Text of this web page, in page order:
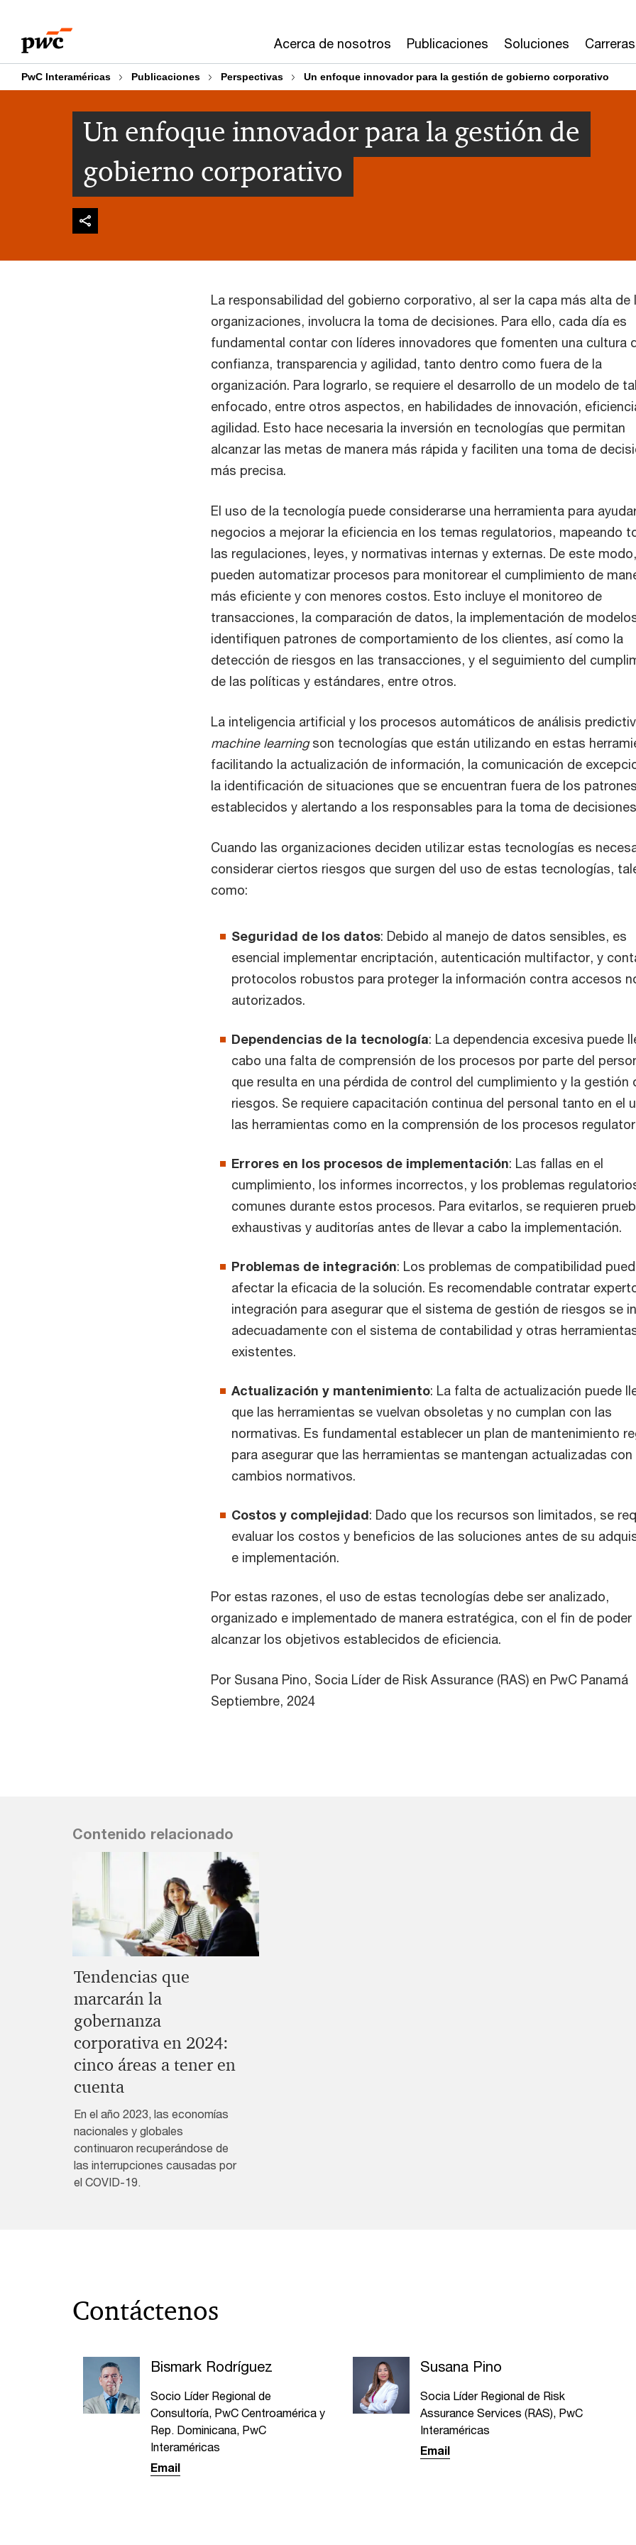
content
footer
Acerca de nosotros Publicaciones Soluciones Carreras
PwC Interaméricas Publicaciones Perspectivas Un enfoque innovador para la gestión de gobierno corporativo
Un enfoque innovador para la gestión de
gobierno corporativo
La responsabilidad del gobierno corporativo, al ser la capa más alta de
organizaciones, involucra la toma de decisiones. Para ello, cada día es
fundamental contar con líderes innovadores que fomenten una cultura
confianza, transparencia y agilidad, tanto dentro como fuera de la
organización. Para lograrlo, se requiere el desarrollo de un modelo de
enfocado, entre otros aspectos, en habilidades de innovación,
agilidad. Esto hace necesaria la inversión en tecnologías que permitan
alcanzar las metas de manera más rápida y faciliten una toma de
más precisa.
El uso de la tecnología puede considerarse una herramienta para
negocios a mejorar la eficiencia en los temas regulatorios, mapeando
las regulaciones, leyes, y normativas internas y externas. De este
pueden automatizar procesos para monitorear el cumplimiento de
más eficiente y con menores costos. Esto incluye el monitoreo de
transacciones, la comparación de datos, la implementación de
identifiquen patrones de comportamiento de los clientes, así como la
detección de riesgos en las transacciones, y el seguimiento del
de las políticas y estándares, entre otros.
La inteligencia artificial y los procesos automáticos de análisis
machine learningson tecnologías que están utilizando en estas
facilitando la actualización de información, la comunicación de
la identificación de situaciones que se encuentran fuera de los
establecidos y alertando a los responsables para la toma de
Cuando las organizaciones deciden utilizar estas tecnologías es
considerar ciertos riesgos que surgen del uso de estas tecnologías,
como:
Seguridad de los datos: Debido al manejo de datos sensibles, es
esencial implementar encriptación, autenticación multifactor, y
protocolos robustos para proteger la información contra accesos
autorizados.
Dependencias de la tecnología: La dependencia excesiva puede
cabo una falta de comprensión de los procesos por parte del
que resulta en una pérdida de control del cumplimiento y la gestión
riesgos. Se requiere capacitación continua del personal tanto en el
las herramientas como en la comprensión de los procesos
Errores en los procesos de implementación: Las fallas en el
cumplimiento, los informes incorrectos, y los problemas
comunes durante estos procesos. Para evitarlos, se requieren
exhaustivas y auditorías antes de llevar a cabo la implementación.
Problemas de integración: Los problemas de compatibilidad
afectar la eficacia de la solución. Es recomendable contratar
integración para asegurar que el sistema de gestión de riesgos se
adecuadamente con el sistema de contabilidad y otras
existentes.
Actualización y mantenimiento: La falta de actualización puede
que las herramientas se vuelvan obsoletas y no cumplan con las
normativas. Es fundamental establecer un plan de mantenimiento
para asegurar que las herramientas se mantengan actualizadas
cambios normativos.
Costos y complejidad: Dado que los recursos son limitados, se
evaluar los costos y beneficios de las soluciones antes de su
e implementación.
Por estas razones, el uso de estas tecnologías debe ser analizado,
organizado e implementado de manera estratégica, con el fin de poder
alcanzar los objetivos establecidos de eficiencia.
Por Susana Pino, Socia Líder de Risk Assurance (RAS) en PwC Panamá
Septiembre, 2024
Contenido relacionado
Tendencias que
marcarán la
gobernanza
corporativa en 2024:
cinco áreas a tener en
cuenta
En el año 2023, las economías
nacionales y globales
continuaron recuperándose de
las interrupciones causadas por
el COVID-19.
Contáctenos
Bismark Rodríguez
Socio Líder Regional de
Consultoría, PwC Centroamérica y
Rep. Dominicana, PwC
Interaméricas
Email
Susana Pino
Socia Líder Regional de Risk
Assurance Services (RAS), PwC
Interaméricas
Email